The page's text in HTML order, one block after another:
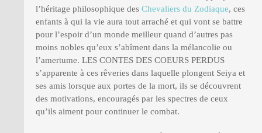
l’héritage philosophique des Chevaliers du Zodiaque, ces
enfants à qui la vie aura tout arraché et qui vont se battre
pour l’espoir d’un monde meilleur quand d’autres pas
moins nobles qu’eux s’abîment dans la mélancolie ou
l’amertume. LES CONTES DES COEURS PERDUS
s’apparente à ces rêveries dans laquelle plongent Seiya et
ses amis lorsque aux portes de la mort, ils se découvrent
des motivations, encouragés par les spectres de ceux
qu’ils aiment pour continuer le combat.